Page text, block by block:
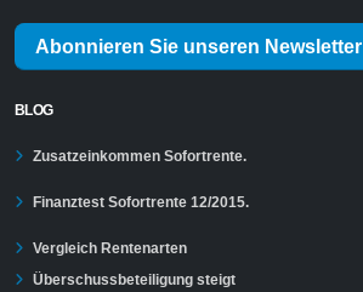
Abonnieren Sie unseren Newsletter
BLOG
Zusatzeinkommen Sofortrente.
Finanztest Sofortrente 12/2015.
Vergleich Rentenarten
Überschussbeteiligung steigt